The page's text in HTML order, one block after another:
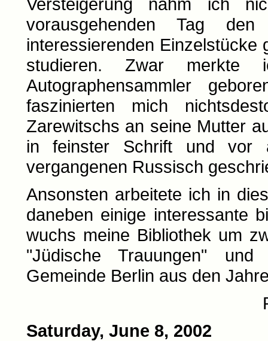
vorausgehenden Tag
interessierenden Einzelstücke
studieren. Zwar
Autographensammler
faszinierten mich
Zarewitschs an seine Mutter
in feinster Schrift und vor
vergangenen Russisch
Ansonsten arbeitete ich in
daneben einige interessante
wuchs meine Bibliothek um
"Jüdische Trauungen"
Gemeinde Berlin aus den
Saturday, June 8, 2002